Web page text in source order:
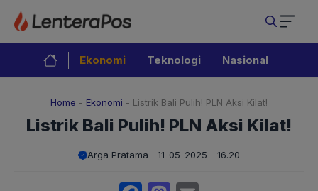
Langsung
isi
Ekonomi Teknologi Nasional
Home - Ekonomi - Listrik Bali Pulih! PLN Aksi Kilat!
Listrik Bali Pulih! PLN Aksi Kilat!
Arga Pratama 11-05-2025 - 16.20